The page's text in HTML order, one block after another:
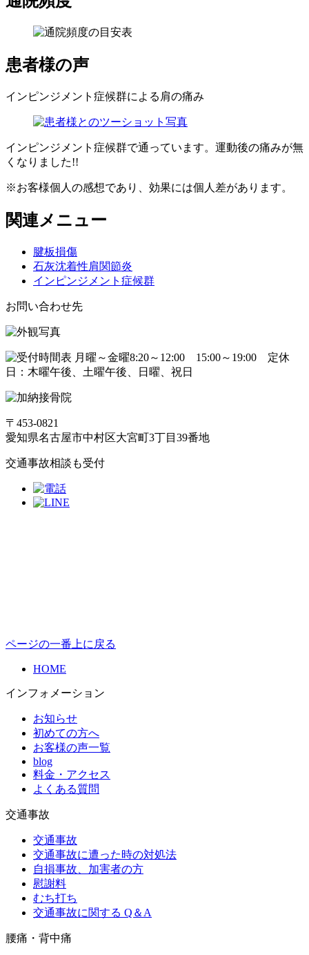
患者様の声
インピンジメント症候群による肩の痛み
インピンジメント症候群で通っています。運動後の痛みが無
くなりました!!
※お客様個人の感想であり、効果には個人差があります。
関連メニュー
腱板損傷
石灰沈着性肩関節炎
インピンジメント症候群
お問い合わせ先
〒453-0821
愛知県名古屋市中村区大宮町3丁目39番地
交通事故相談も受付
ページの一番上に戻る
HOME
インフォメーション
お知らせ
初めての方へ
お客様の声一覧
blog
料金・アクセス
よくある質問
交通事故
交通事故
交通事故に遭った時の対処法
自損事故、加害者の方
慰謝料
むち打ち
交通事故に関する Q＆A
腰痛・背中痛